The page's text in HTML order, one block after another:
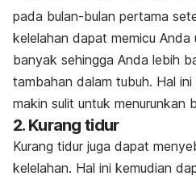
pada bulan-bulan pertama
kelelahan dapat memicu Anda
banyak sehingga Anda lebih
tambahan dalam tubuh. Hal
makin sulit untuk menurunkan
2. Kurang tidur
Kurang tidur juga dapat
kelelahan. Hal ini kemudian